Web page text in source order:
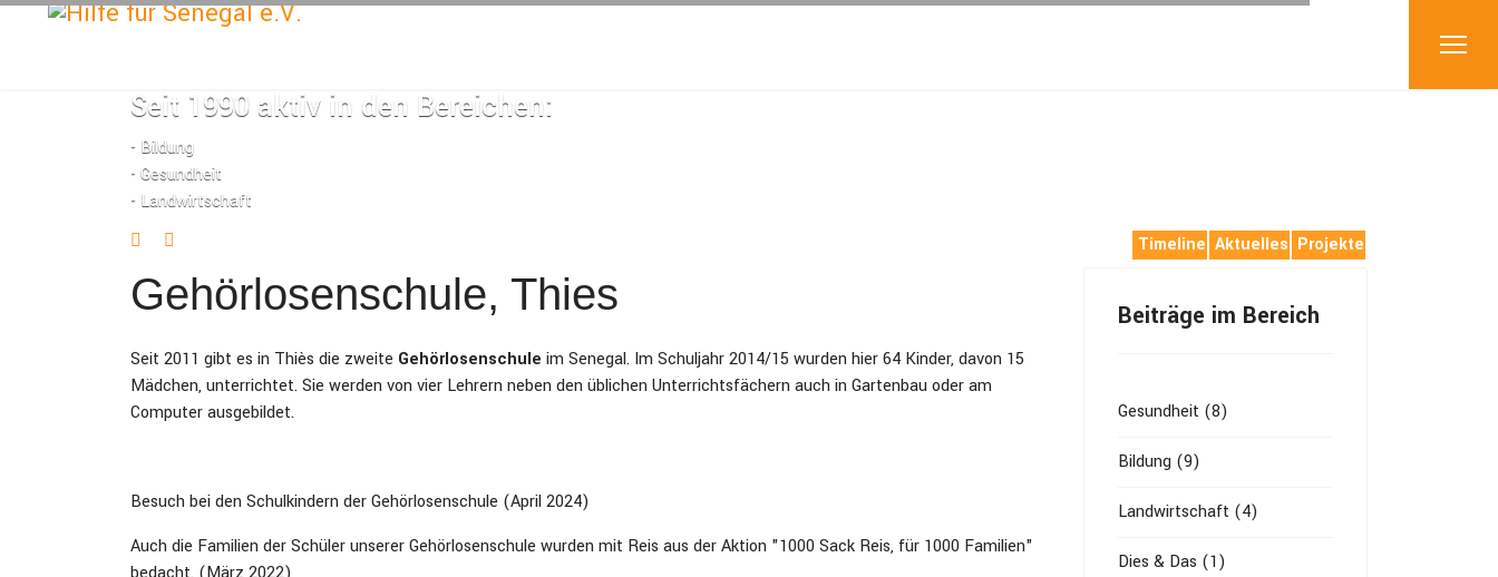
Seit 1990 aktiv in den Bereichen:
- Bildung
- Gesundheit
- Landwirtschaft
Timeline Aktuelles Projekte
Gehörlosenschule, Thies
Seit 2011 gibt es in Thiès die zweite Gehörlosenschule im Senegal. Im Schuljahr 2014/15 wurden hier 64 Kinder, davon 15
Mädchen, unterrichtet. Sie werden von vier Lehrern neben den üblichen Unterrichtsfächern auch in Gartenbau oder am
Computer ausgebildet.
Besuch bei den Schulkindern der Gehörlosenschule (April 2024)
Auch die Familien der Schüler unserer Gehörlosenschule wurden mit Reis aus der Aktion "1000 Sack Reis, für 1000 Familien"
Beiträge im Bereich
Gesundheit (8)
Bildung (9)
Landwirtschaft (4)
Dies & Das (1)